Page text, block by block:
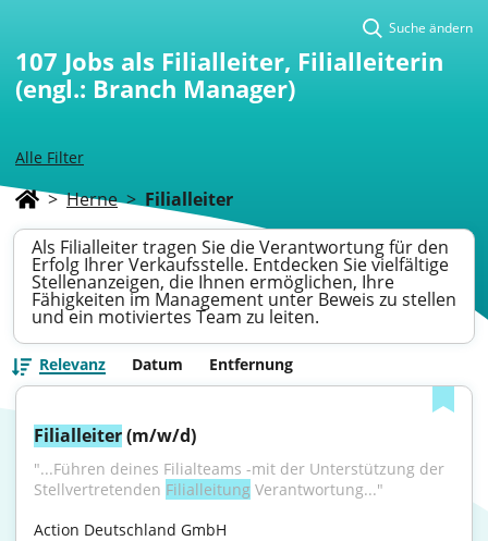
Alle Filter
Suche ändern
107 Jobs als Filialleiter, Filialleiterin
(engl.: Branch Manager)
> Herne > Filialleiter
Als Filialleiter tragen Sie die Verantwortung für den
Erfolg Ihrer Verkaufsstelle. Entdecken Sie vielfältige
Stellenanzeigen, die Ihnen ermöglichen, Ihre
Fähigkeiten im Management unter Beweis zu stellen
und ein motiviertes Team zu leiten.
Relevanz Datum Entfernung
Filialleiter (m/w/d)
"...Führen deines Filialteams -mit der Unterstützung der
Stellvertretenden Filialleitung Verantwortung..."
Action Deutschland GmbH